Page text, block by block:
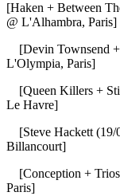
[Haken + Between
@ L'Alhambra, Paris]
[Devin Townsend
L'Olympia, Paris]
[Queen Killers +
Le Havre]
[Steve Hackett (19/
Billancourt]
[Conception +
Paris]